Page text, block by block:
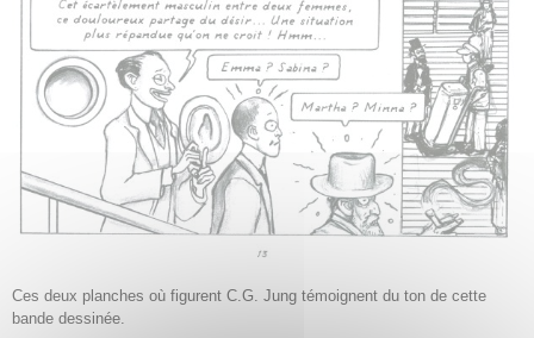
Ces deux planches où figurent C.G. Jung témoignent du ton de cette
bande dessinée.